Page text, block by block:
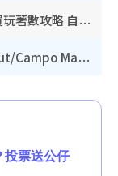
【8月生日優惠2026】全港85大食買玩著數攻略 自助餐/火鍋放題同行免費＋誠品/DONKI送現金券
開倉優惠｜銅鑼灣時代廣場Doughnut/Campo Marzio開倉低至1折！背囊、書包、手袋劈價$200起